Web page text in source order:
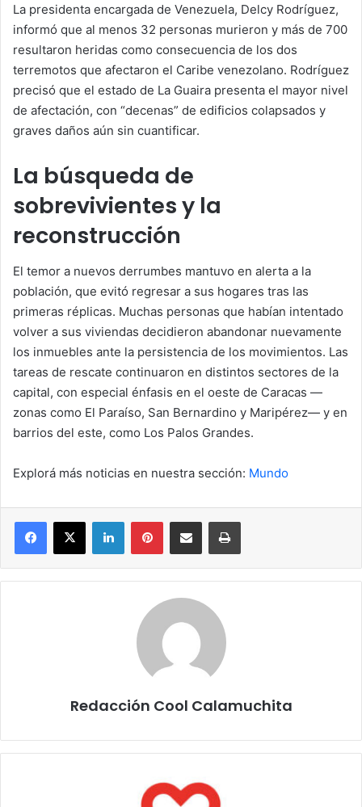
La presidenta encargada de Venezuela, Delcy Rodríguez,
informó que al menos 32 personas murieron y más de 700
resultaron heridas como consecuencia de los dos
terremotos que afectaron el Caribe venezolano. Rodríguez
precisó que el estado de La Guaira presenta el mayor nivel
de afectación, con “decenas” de edificios colapsados y
graves daños aún sin cuantificar.
La búsqueda de
sobrevivientes y la
reconstrucción
El temor a nuevos derrumbes mantuvo en alerta a la
población, que evitó regresar a sus hogares tras las
primeras réplicas. Muchas personas que habían intentado
volver a sus viviendas decidieron abandonar nuevamente
los inmuebles ante la persistencia de los movimientos. Las
tareas de rescate continuaron en distintos sectores de la
capital, con especial énfasis en el oeste de Caracas —
zonas como El Paraíso, San Bernardino y Maripérez— y en
barrios del este, como Los Palos Grandes.
Explorá más noticias en nuestra sección: Mundo
Facebook
X LinkedInPinterestCompartir por correo electrónicoImprimir
Redacción Cool Calamuchita